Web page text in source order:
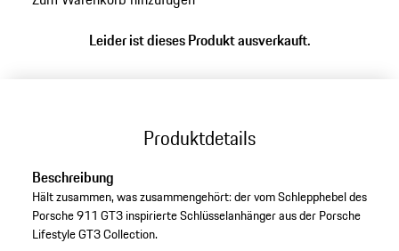
Leider ist dieses Produkt ausverkauft.
Produktdetails
Beschreibung
Hält zusammen, was zusammengehört: der vom Schlepphebel des
Porsche 911 GT3 inspirierte Schlüsselanhänger aus der Porsche
Lifestyle GT3 Collection.